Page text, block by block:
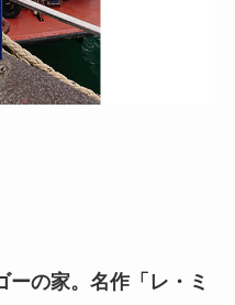
ーの家。名作「レ・ミ